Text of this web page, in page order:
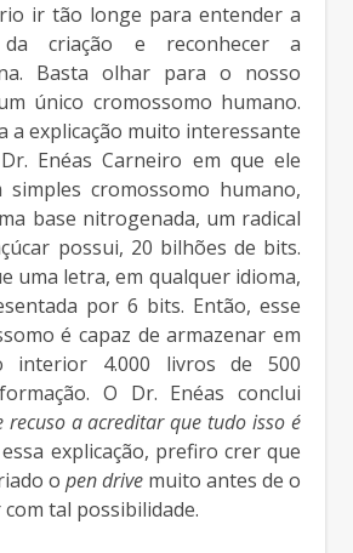
ir tão longe para entender a
da criação e reconhecer a
Basta olhar para o nosso
único cromossomo humano.
a explicação muito interessante
Enéas Carneiro em que ele
cromossomo humano,
base nitrogenada, um radical
possui, 20 bilhões de bits.
uma letra, em qualquer idioma,
por 6 bits. Então, esse
é capaz de armazenar em
interior 4.000 livros de 500
O Dr. Enéas conclui
recuso a acreditar que tudo isso é
explicação, prefiro crer que
o pen drive muito antes de o
tal possibilidade.